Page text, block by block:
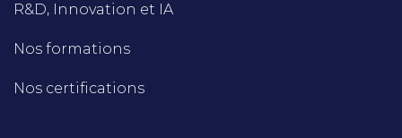
R&D, Innovation et IA
Nos formations
Nos certifications